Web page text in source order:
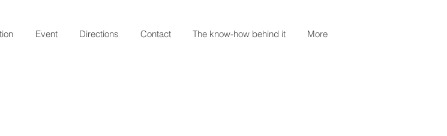
Event Directions Contact The know-how behind it More